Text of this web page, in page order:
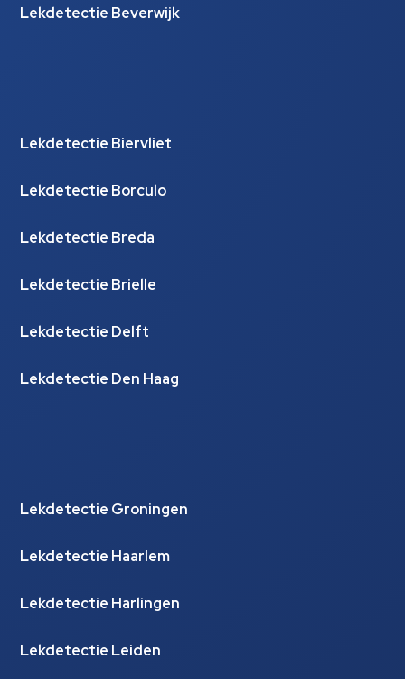
Lekdetectie Beverwijk
Lekdetectie Biervliet
Lekdetectie Borculo
Lekdetectie Breda
Lekdetectie Brielle
Lekdetectie Delft
Lekdetectie Den Haag
Lekdetectie Groningen
Lekdetectie Haarlem
Lekdetectie Harlingen
Lekdetectie Leiden